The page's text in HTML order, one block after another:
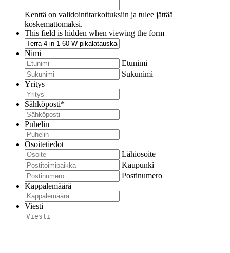
Kenttä on validointitarkoituksiin ja tulee jättää
koskemattomaksi.
This field is hidden when viewing the form
Nimi
Etunimi
Sukunimi
Yritys
Sähköposti*
Puhelin
Osoitetiedot
Lähiosoite
Kaupunki
Postinumero
Kappalemäärä
Viesti